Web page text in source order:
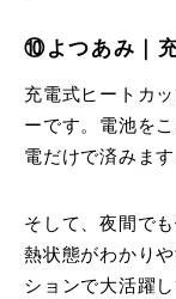
⑩よつあみ｜
充電式ヒートカ
ーです。電池を
電だけで済みます
そして、夜間で
熱状態がわかり
ションで大活躍